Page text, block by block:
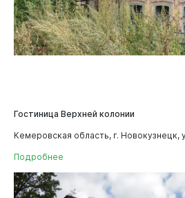
Гостиница Верхней колонии
Кемеровская область, г. Новокузнецк,
Подробнее